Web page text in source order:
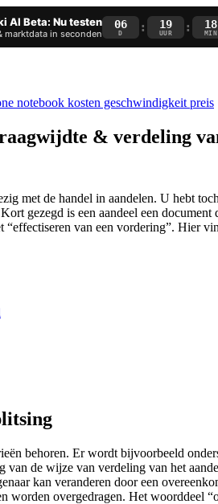
AI Beta: Nu testen
in seconden
06
D : 19
UUR : 18
MIN
& verdeling
met de handel in aandelen. U hebt
gezegd is een aandeel een
“effectiseren van een vordering”. Hier
behoren. Er wordt bijvoorbeeld
de wijze van verdeling van het
kan veranderen door een
overgedragen. Het woorddeel